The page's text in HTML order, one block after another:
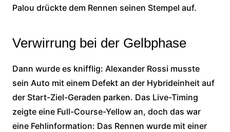
Palou drückte dem Rennen seinen Stempel auf.
Verwirrung bei der Gelbphase
Dann wurde es knifflig: Alexander Rossi musste
sein Auto mit einem Defekt an der Hybrideinheit auf
der Start-Ziel-Geraden parken. Das Live-Timing
zeigte eine Full-Course-Yellow an, doch das war
eine Fehlinformation: Das Rennen wurde mit einer